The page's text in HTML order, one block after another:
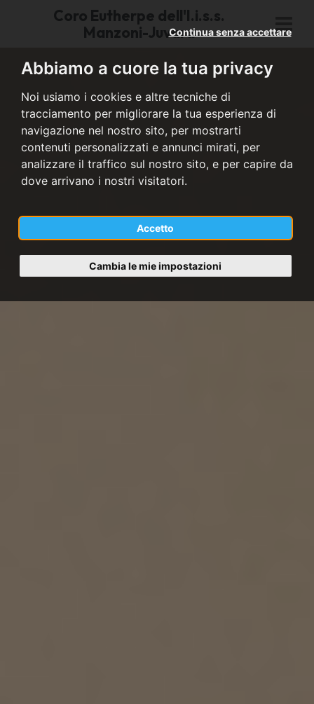
Abbiamo a cuore la tua privacy
Noi usiamo i cookies e altre tecniche di
tracciamento per migliorare la tua esperienza di
navigazione nel nostro sito, per mostrarti
contenuti personalizzati e annunci mirati, per
analizzare il traffico sul nostro sito, e per capire da
dove arrivano i nostri visitatori.
Accetto
Continua senza accettare
Cambia le mie impostazioni
Coro Eutherpe dell'I.i.s.s.
Manzoni-Juvara